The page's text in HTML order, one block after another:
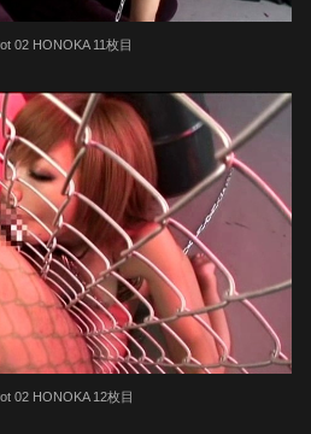
02 HONOKA 11枚目
02 HONOKA 12枚目